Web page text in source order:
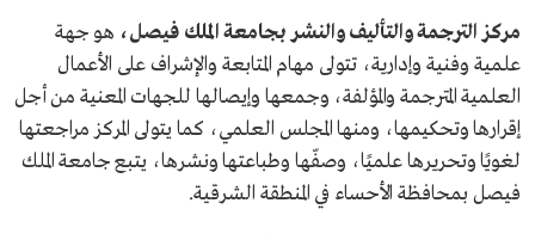
مركز الترجمة والتأليف والنشر بجامعة الملك فيصل، هو جهة
علمية وفنية وإدارية، تتولى مهام المتابعة والإشراف على الأعمال
العلمية المترجمة والمؤلفة، وجمعها وإيصالها للجهات المعنية من أجل
إقرارها وتحكيمها، ومنها المجلس العلمي، كما يتولى المركز مراجعتها
لغويًا وتحريرها علميًا، وصفّها وطباعتها ونشرها، يتبع جامعة الملك
فيصل بمحافظة الأحساء في المنطقة الشرقية.